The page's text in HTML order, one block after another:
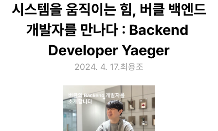
시스템을 움직이는 힘, 버클 백엔드
개발자를 만나다 : Backend
Developer Yaeger
2024. 4. 17.최용조